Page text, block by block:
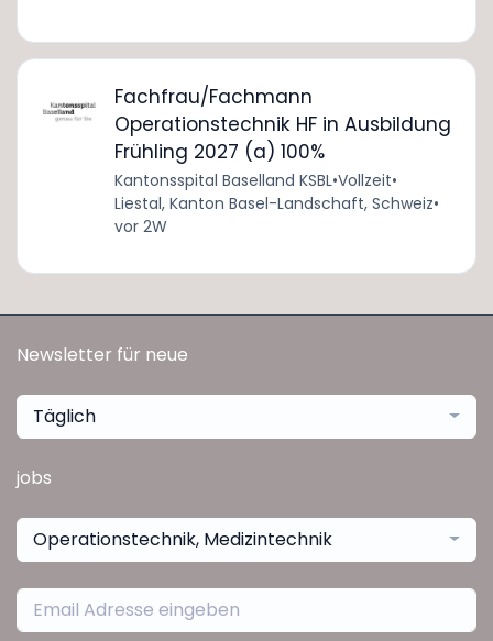
Fachfrau/Fachmann
Operationstechnik HF in Ausbildung
Frühling 2027 (a) 100%
Kantonsspital Baselland KSBL•Vollzeit•
Liestal, Kanton Basel-Landschaft, Schweiz•
vor 2W
Newsletter für neue
Täglich
jobs
Operationstechnik, Medizintechnik